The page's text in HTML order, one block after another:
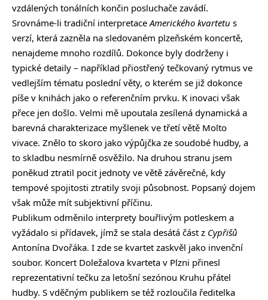
vzdálených tonálních končin posluchače zavádí.
Srovnáme-li tradiční interpretaceAmerického kvartetu s
verzí, která zazněla na sledovaném plzeňském koncertě,
nenajdeme mnoho rozdílů. Dokonce byly dodrženy i
typické detaily – například přiostřený tečkovaný rytmus ve
vedlejším tématu poslední věty, o kterém se již dokonce
píše v knihách jako o referenčním prvku. K inovaci však
přece jen došlo. Velmi mě upoutala zesílená dynamická a
barevná charakterizace myšlenek ve třetí větě Molto
vivace. Znělo to skoro jako výpůjčka ze soudobé hudby, a
to skladbu nesmírně osvěžilo. Na druhou stranu jsem
poněkud ztratil pocit jednoty ve větě závěrečné, kdy
tempové spojitosti ztratily svoji působnost. Popsaný dojem
však může mít subjektivní příčinu.
Publikum odměnilo interprety bouřlivým potleskem a
vyžádalo si přídavek, jímž se stala desátá část z Cypřišů
Antonína Dvořáka. I zde se kvartet zaskvěl jako invenční
soubor. Koncert Doležalova kvarteta v Plzni přinesl
reprezentativní tečku za letošní sezónou Kruhu přátel
hudby. S vděčným publikem se též rozloučila ředitelka